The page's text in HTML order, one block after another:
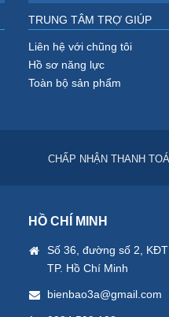
TRUNG TÂM TRỢ GIÚP
Liên hệ với chũng tôi
Hồ sơ năng lực
Toàn bộ sản phẩm
CHẤP NHẬN THANH
HỒ CHÍ MINH
Số 36, đường số 2,
TP. Hồ Chí Minh
bienbao3a@gmail.com